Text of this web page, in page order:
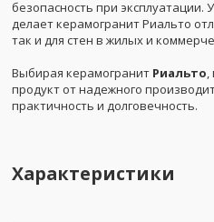
безопасность при
делает керамогранит Риальто
так и для стен в жилых и
Выбирая керамогранит Риальто
продукт от надежного
практичность и долговечность.
Характеристики